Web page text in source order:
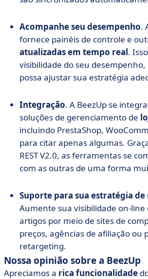
Acompanhe seu desempenho.
fornece painéis de controle e
atualizadas em tempo real.
visibilidade do seu
possa ajustar sua estratégia
Integração. A BeezUp se
soluções de gerenciamento de
incluindo PrestaShop,
para citar apenas algumas.
REST V2.0, as ferramentas se
com as outras de uma forma
Suporte para sua estratégia
Aumente sua visibilidade on-
artigos por meio de sites de
preços, agências de afiliação ou
retargeting.
Nossa opinião sobre a BeezUp
Apreciamos a rica funcionalidade